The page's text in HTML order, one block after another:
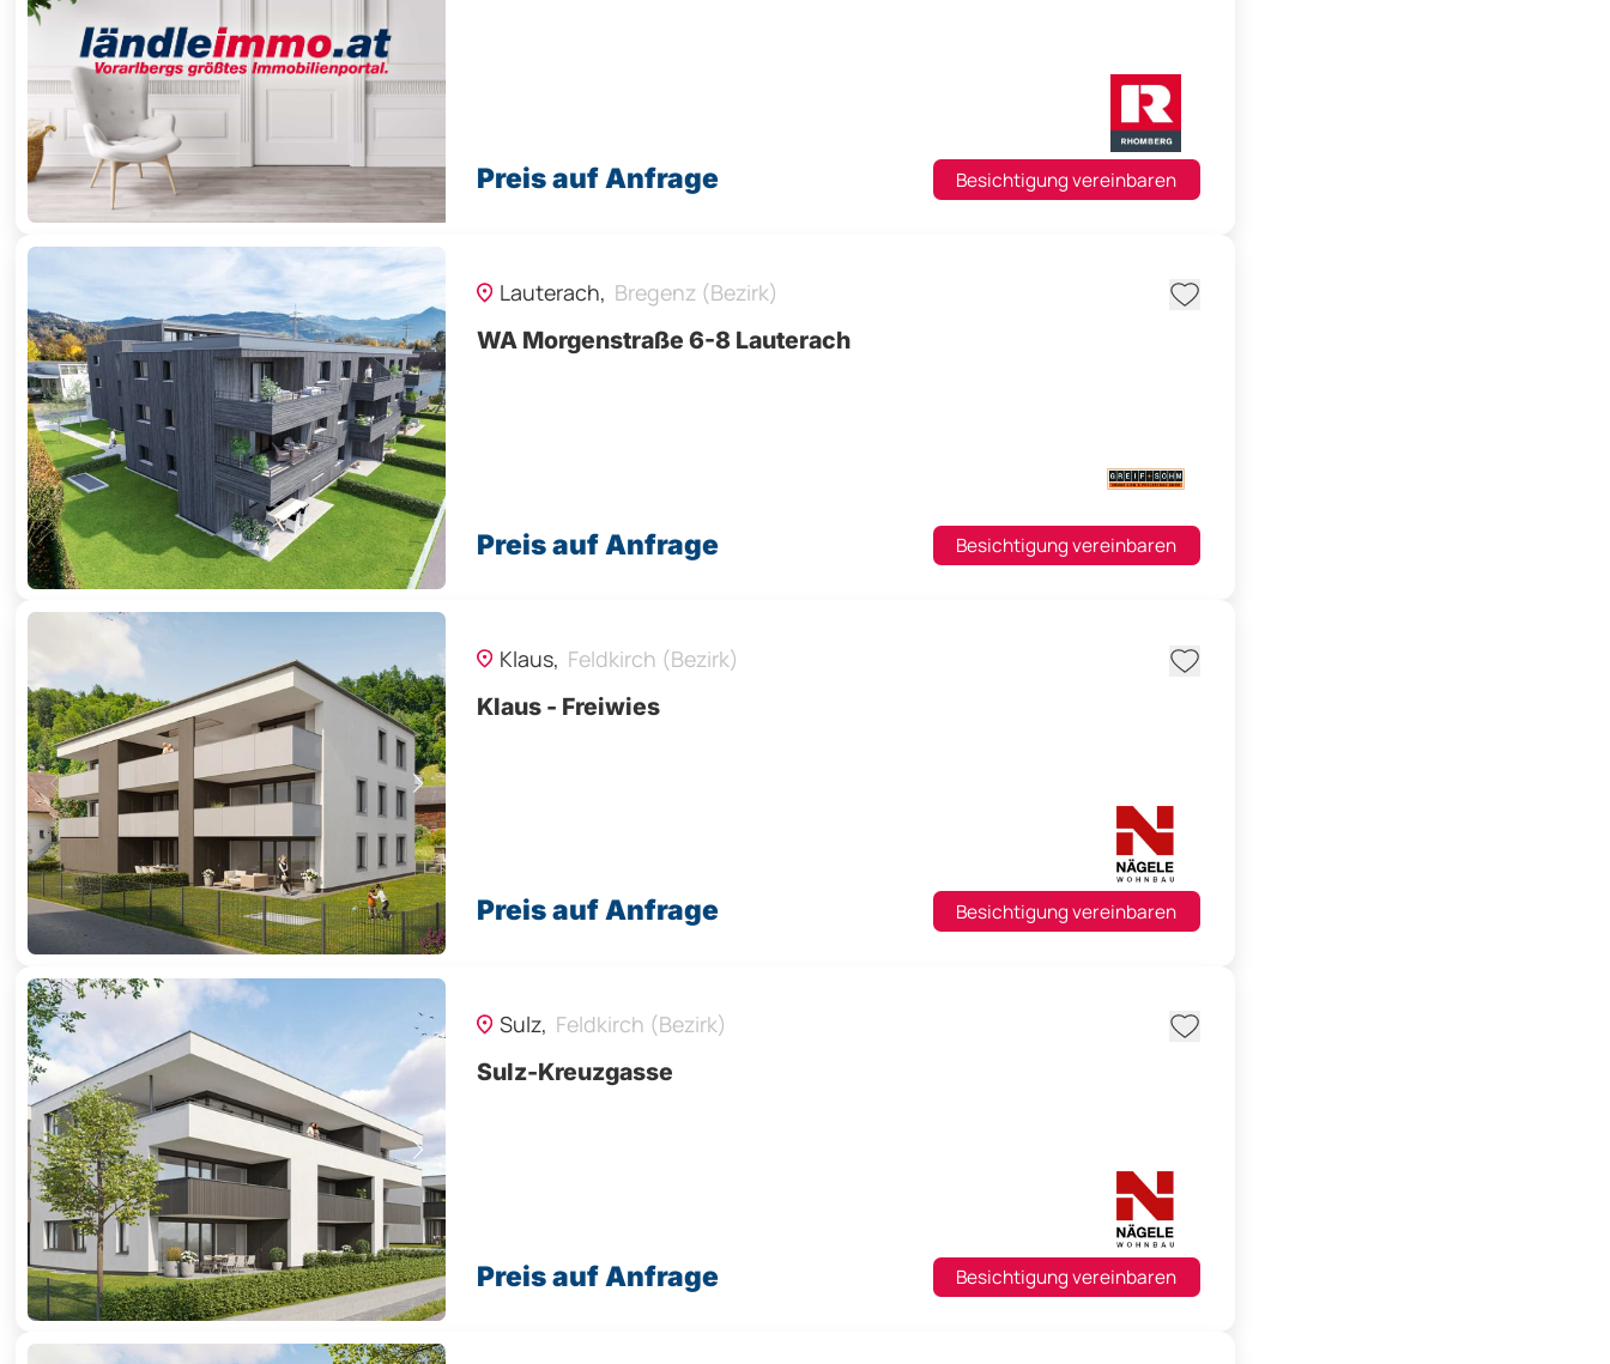
Preis auf Anfrage Besichtigung vereinbaren
Lauterach, Bregenz (Bezirk)
WA Morgenstraße 6-8 Lauterach
Preis auf Anfrage Besichtigung vereinbaren
Klaus, Feldkirch (Bezirk)
Klaus - Freiwies
Preis auf Anfrage Besichtigung vereinbaren
Sulz, Feldkirch (Bezirk)
Sulz-Kreuzgasse
Preis auf Anfrage Besichtigung vereinbaren